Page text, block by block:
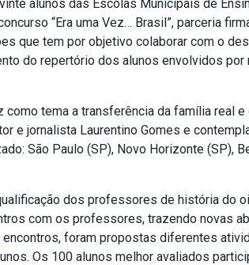
alunos das Escolas Municipais de
“Era uma Vez… Brasil”, parceria
que tem por objetivo colaborar com o
do repertório dos alunos envolvidos
como tema a transferência da família real
e jornalista Laurentino Gomes e
São Paulo (SP), Novo Horizonte (SP),
dos professores de história do
com os professores, trazendo novas
foram propostas diferentes
Os 100 alunos melhor avaliados